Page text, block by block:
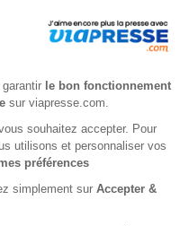
technique relative aux
Zend
tel que Git.
en particulier)
données et manipulation
plus :